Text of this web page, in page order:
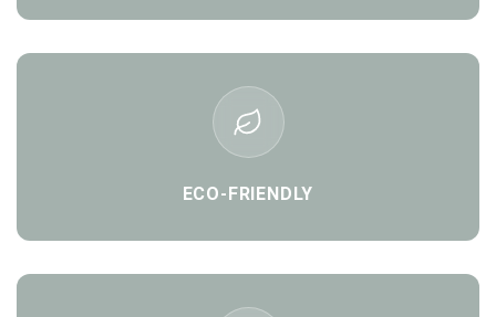
ECO-FRIENDLY